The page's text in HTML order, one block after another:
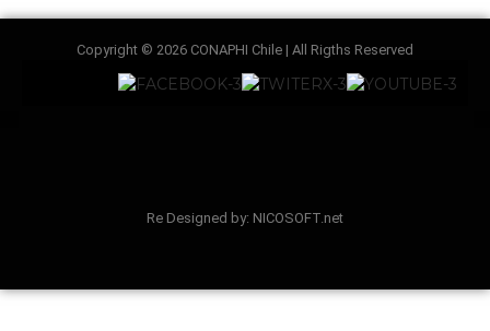
Copyright © 2026 CONAPHI Chile | All Rigths Reserved
Re Designed by: NICOSOFT.net